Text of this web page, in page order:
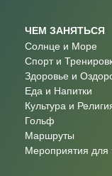
ЧЕМ ЗАНЯТЬСЯ
Солнце и Море
Спорт и
Здоровье и
Еда и Напитки
Культура и
Гольф
Маршруты
Мероприятия для